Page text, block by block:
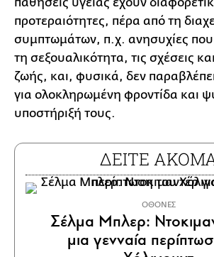
προτεραιότητες, πέρα από τη
συμπτωμάτων, π.χ. ανησυχίες που
τη σεξουαλικότητα, τις σχέσεις
ζωής, και, φυσικά, δεν
για ολοκληρωμένη φροντίδα και
υποστήριξή τους.
ΔΕΙΤΕ
ΟΘΟΝΕΣ
Σέλμα Μπλερ:
μια γενναία